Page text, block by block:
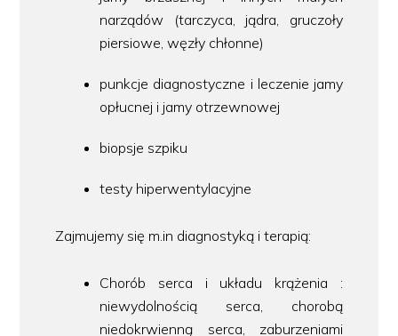
narządów (tarczyca, jądra, gruczoły
piersiowe, węzły chłonne)
punkcje diagnostyczne i leczenie jamy
opłucnej i jamy otrzewnowej
biopsje szpiku
testy hiperwentylacyjne
Zajmujemy się m.in diagnostyką i terapią:
Chorób serca i układu krążenia :
niewydolnością serca, chorobą
niedokrwienną serca, zaburzeniami